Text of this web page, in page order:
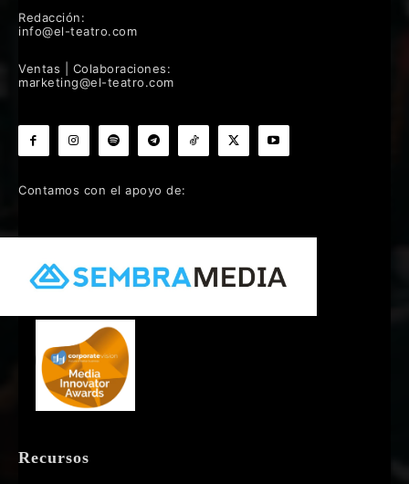
Redacción:
info@el-teatro.com
Ventas | Colaboraciones:
marketing@el-teatro.com
Contamos con el apoyo de:
Recursos